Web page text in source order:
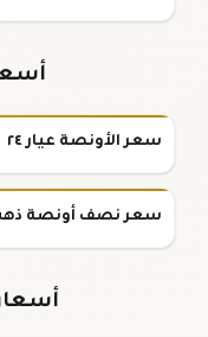
سعر الأونصة عيار ٢٤
سعر نصف أونصة ذهب